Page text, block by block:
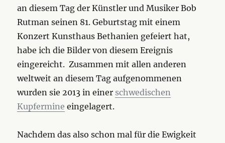
an diesem Tag der Künstler und Musiker Bob
Rutman seinen 81. Geburtstag mit einem
Konzert Kunsthaus Bethanien gefeiert hat,
habe ich die Bilder von diesem Ereignis
eingereicht. Zusammen mit allen anderen
weltweit an diesem Tag aufgenommenen
wurden sie 2013 in einer schwedischen
Kupfermine eingelagert.
Nachdem das also schon mal für die Ewigkeit